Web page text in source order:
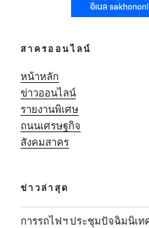
สาครออนไลน์
หน้าหลัก
ข่าวออนไลน์
รายงานพิเศษ
ถนนเศรษฐกิจ
สังคมสาคร
ข่าวล่าสุด
การรถไฟฯ ประชุมปัจฉิมนิเท